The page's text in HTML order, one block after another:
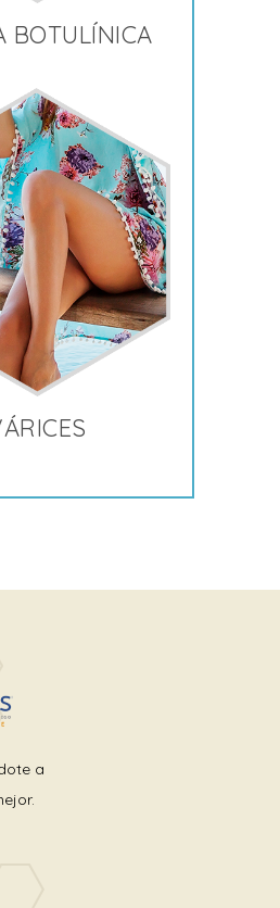
BOTULÍNICA
a